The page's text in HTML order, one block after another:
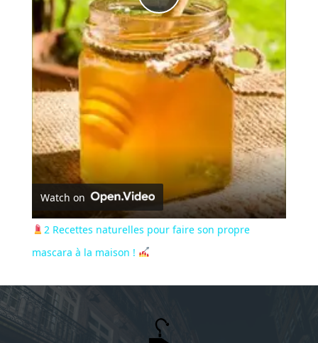
Play
Video
Watch on
2 Recettes naturelles pour faire son propre
mascara à la maison !